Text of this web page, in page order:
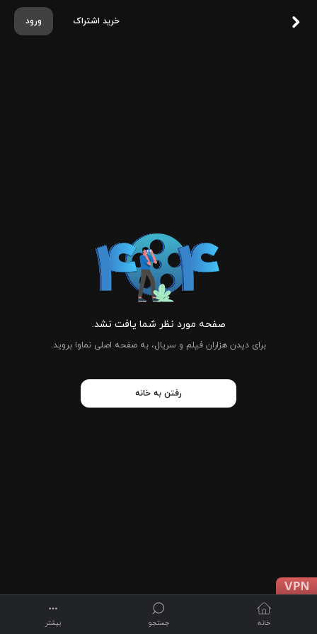
ورود خرید اشتراک
صفحه مورد نظر شما یافت نشد.
برای دیدن هزاران فیلم و سریال، به صفحه اصلی نماوا بروید.
رفتن به خانه
خانه جستجو بیشتر